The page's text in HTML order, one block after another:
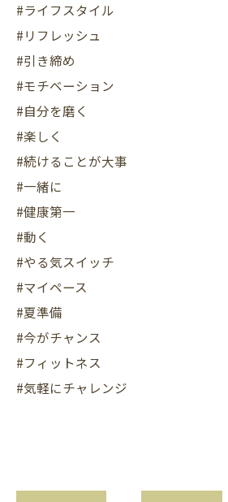
#ライフスタイル
#リフレッシュ
#引き締め
#モチベーション
#自分を磨く
#楽しく
#続けることが大事
#一緒に
#健康第一
#動く
#やる気スイッチ
#マイペース
#夏準備
#今がチャンス
#フィットネス
#気軽にチャレンジ